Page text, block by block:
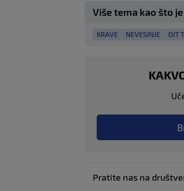
Više tema kao što
KRAVE NEVESINJE OJT
Pratite nas na